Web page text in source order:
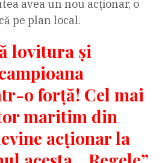
avea un nou acționar, o
pe plan local.
lovitura și
o forță! Cel mai
maritim din
acționar la